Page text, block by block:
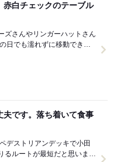
白チェックのテーブル
ズさんやリンガーハットさん
です。落ち着いて食事
デストリアンデッキで小田
るルートが最短だと思います